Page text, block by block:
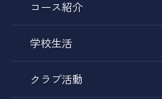
コース紹介
学校生活
クラブ活動